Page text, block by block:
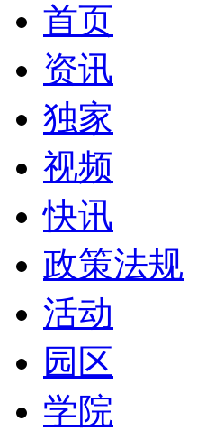
首页
资讯
独家
视频
快讯
政策法规
活动
园区
学院